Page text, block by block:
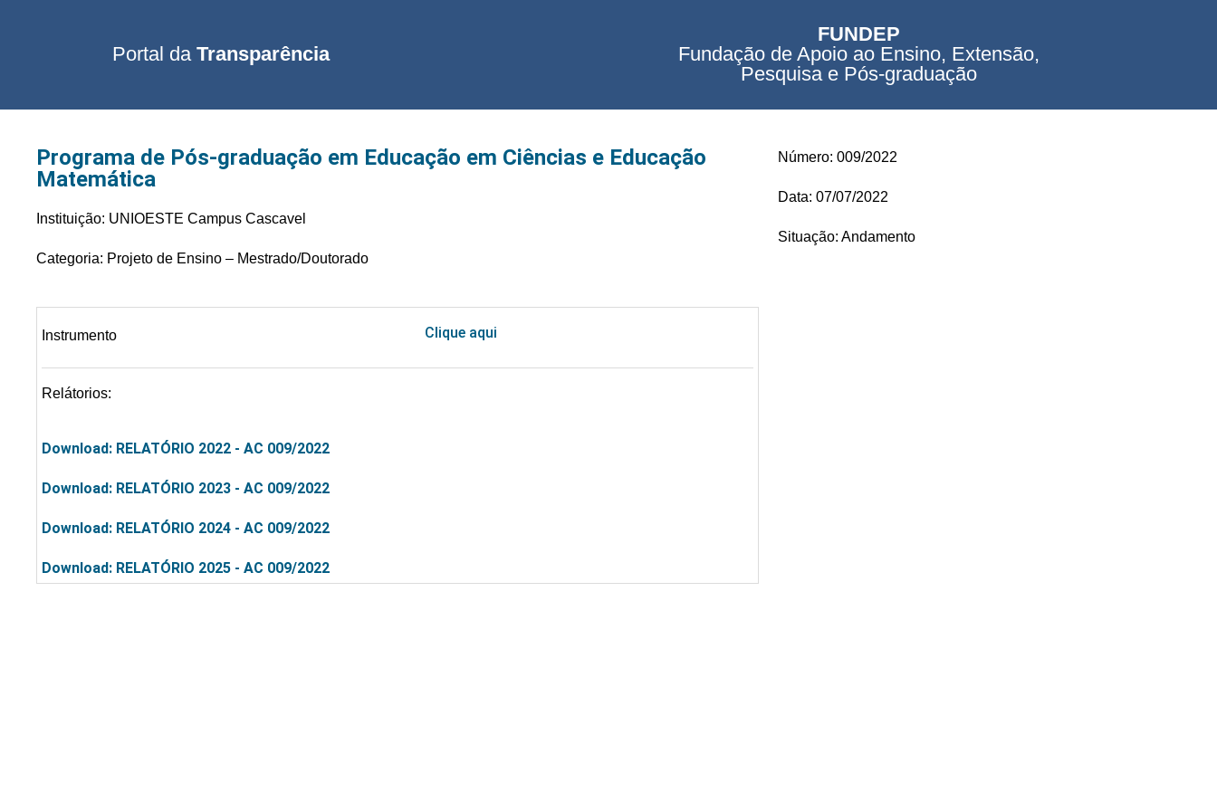
Portal daTransparência
FUNDEP
Fundação de Apoio ao Ensino, Extensão,
Pesquisa e Pós-graduação
Programa de Pós-graduação em Educação em Ciências e Educação
Matemática
Instituição: UNIOESTE Campus Cascavel
Categoria: Projeto de Ensino – Mestrado/Doutorado
Número: 009/2022
Data: 07/07/2022
Situação: Andamento
Instrumento Clique aqui
Relátorios:
Download: RELATÓRIO 2022 - AC 009/2022
Download: RELATÓRIO 2023 - AC 009/2022
Download: RELATÓRIO 2024 - AC 009/2022
Download: RELATÓRIO 2025 - AC 009/2022